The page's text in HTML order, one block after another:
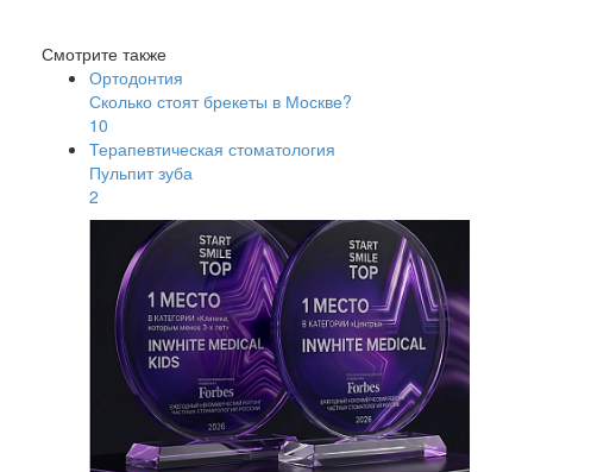
Смотрите также
Ортодонтия
Сколько стоят брекеты в Москве?
10
Терапевтическая стоматология
Пульпит зуба
2